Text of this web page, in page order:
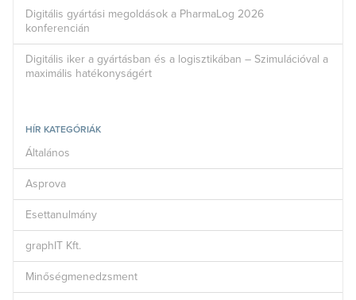
Digitális gyártási megoldások a PharmaLog 2026
konferencián
Digitális iker a gyártásban és a logisztikában – Szimulációval a
maximális hatékonyságért
HÍR KATEGÓRIÁK
Általános
Asprova
Esettanulmány
graphIT Kft.
Minőségmenedzsment